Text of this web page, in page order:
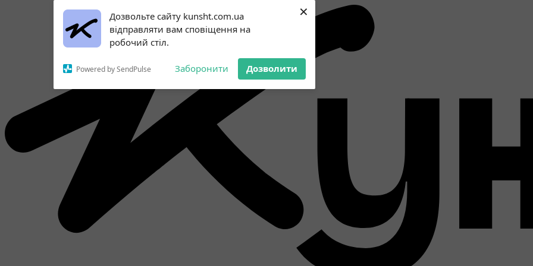
Дозвольте сайту kunsht.com.ua
відправляти вам сповіщення на
робочий стіл.
Powered by SendPulse Заборонити Дозволити
×
Subscribe to our
notifications!
To enable permission prompts, click
on the notification icon